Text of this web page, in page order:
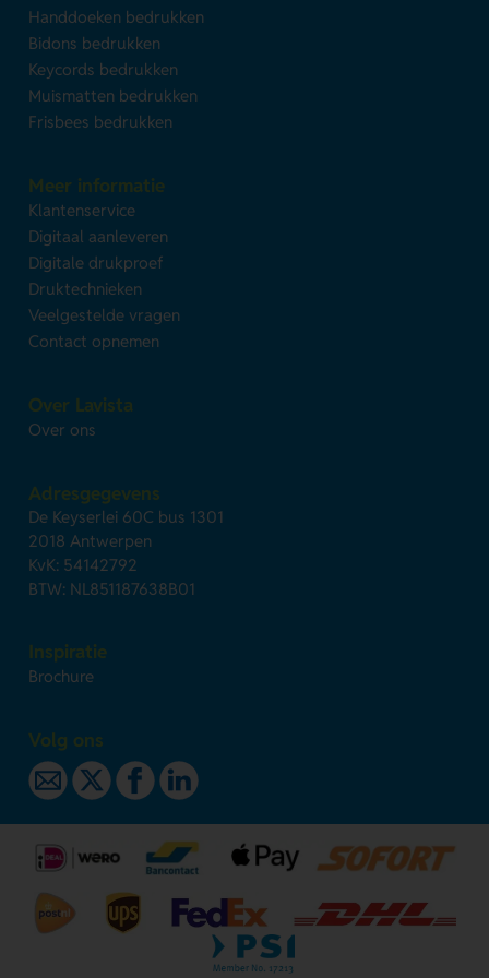
Handdoeken bedrukken
Bidons bedrukken
Keycords bedrukken
Muismatten bedrukken
Frisbees bedrukken
Meer informatie
Klantenservice
Digitaal aanleveren
Digitale drukproef
Druktechnieken
Veelgestelde vragen
Contact opnemen
Over Lavista
Over ons
Adresgegevens
De Keyserlei 60C bus 1301
2018 Antwerpen
KvK: 54142792
BTW: NL851187638B01
Inspiratie
Brochure
Volg ons